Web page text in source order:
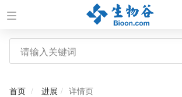
首页 进展 详情页